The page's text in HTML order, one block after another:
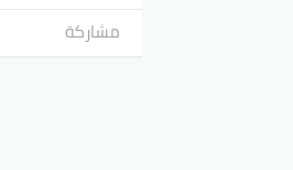
مشاركة